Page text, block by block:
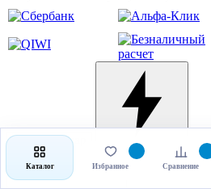
Выбрать товар
Купить в 1 клик
Каталог Избранное Сравнение